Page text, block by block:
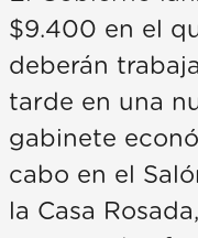
$9.400 en el
deberán
tarde en una
gabinete
cabo en el
la Casa